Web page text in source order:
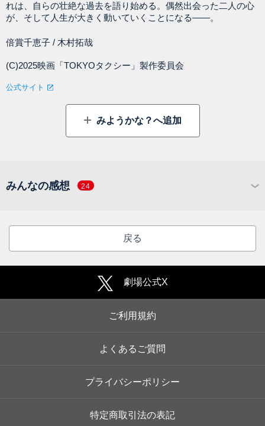
れは、自らの壮絶な過去を語り始める。偶然出会った二人の心
が、そして人生が大きく動いていくことになる――。
倍賞千恵子 / 木村拓哉
(C)2025映画「TOKYOタクシー」製作委員会
公式サイト
みようかな？へ追加
みんなの感想 24
戻る
劇場公式X
ご利用規約
よくあるご質問
プライバシーポリシー
特定商取引法の表記